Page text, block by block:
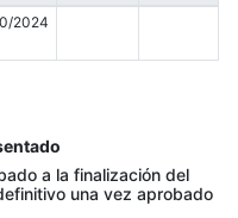
2024
a la finalización del
una vez aprobado